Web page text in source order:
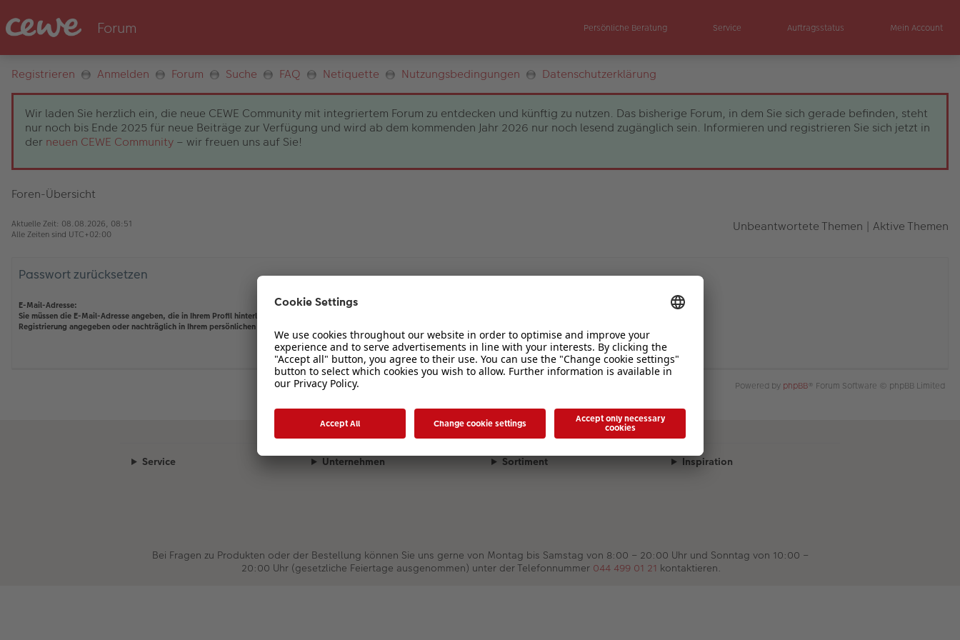
Persönliche Beratung Service Auftragsstatus Mein Account
Registrieren Anmelden Forum Suche FAQ Netiquette Nutzungsbedingungen Datenschutzerklärung
Wir laden Sie herzlich ein, die neue CEWE Community mit integriertem Forum zu entdecken und künftig zu nutzen. Das bisherige Forum, in dem Sie sich gerade befinden, steht
nur noch bis Ende 2025 für neue Beiträge zur Verfügung und wird ab dem kommenden Jahr 2026 nur noch lesend zugänglich sein. Informieren und registrieren Sie sich jetzt in
der neuen CEWE Community – wir freuen uns auf Sie!
Foren-Übersicht
Aktuelle Zeit: 08.08.2026, 08:51
Alle Zeiten sind UTC+02:00 Unbeantwortete Themen | Aktive Themen
Passwort zurücksetzen
E-Mail-Adresse:
Sie müssen die E-Mail-Adresse angeben, die in Ihrem Profil hinterlegt ist. Diese haben Sie bei der
Registrierung angegeben oder nachträglich in Ihrem persönlichen Bereich geändert.
Powered by phpBB® Forum Software © phpBB Limited
Service Unternehmen Sortiment Inspiration
Bei Fragen zu Produkten oder der Bestellung können Sie uns gerne von Montag bis Samstag von 8:00 – 20:00 Uhr und Sonntag von 10:00 –
20:00 Uhr (gesetzliche Feiertage ausgenommen) unter der Telefonnummer 044 499 01 21 kontaktieren.